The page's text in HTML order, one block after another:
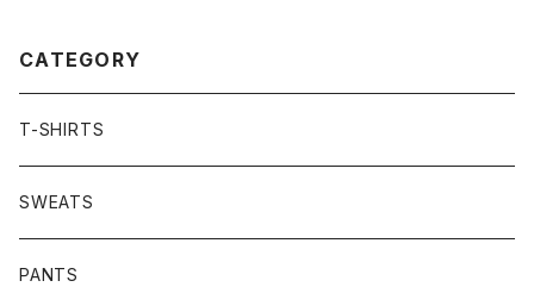
CATEGORY
T-SHIRTS
SWEATS
PANTS